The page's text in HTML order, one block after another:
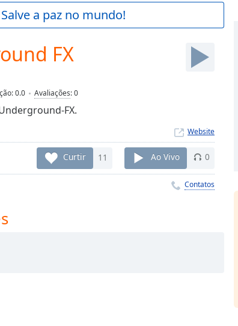
a paz no mundo!
FX
0.0 Avaliações:0
FX.
Website
Curtir 11 Ao Vivo 0
Contatos